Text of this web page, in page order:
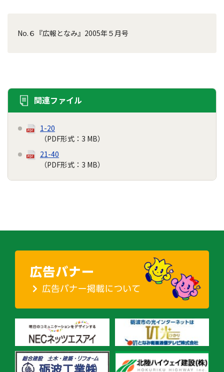
No.６『広報となみ』2005年５月号
関連ファイル
1-20
（PDF形式：3 MB）
21-40
（PDF形式：3 MB）